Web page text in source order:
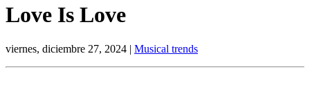
Love Is Love
viernes, diciembre 27, 2024 | Musical trends